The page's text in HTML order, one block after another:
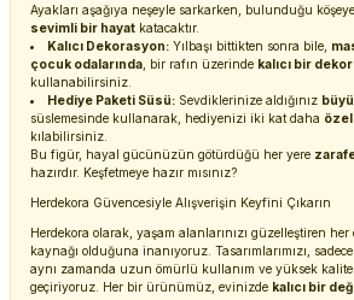
Ayakları aşağıya neşeyle sarkarken, bulunduğu
sevimli bir hayat katacaktır.
Kalıcı Dekorasyon: Yılbaşı bittikten sonra bile,
çocuk odalarında , bir rafın üzerinde kalıcı bir
kullanabilirsiniz.
Hediye Paketi Süsü: Sevdiklerinize aldığınız
süslemesinde kullanarak, hediyenizi iki kat daha
kılabilirsiniz.
Bu figür, hayal gücünüzün götürdüğü her yere
hazırdır. Keşfetmeye hazır mısınız?
Herdekora Güvencesiyle Alışverişin Keyfini Çıkarın
Herdekora olarak, yaşam alanlarınızı güzelleştiren
kaynağı olduğuna inanıyoruz. Tasarımlarımızı,
aynı zamanda uzun ömürlü kullanım ve yüksek
geçiriyoruz. Her bir ürünümüz, evinizde kalıcı bir